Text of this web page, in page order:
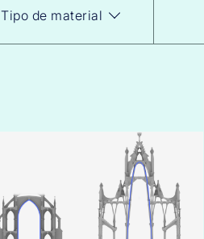
Tipo de material